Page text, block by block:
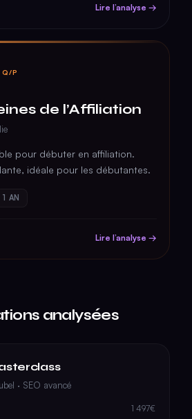
Lire l’analyse →
Q/P
de l’Affiliation
pour débuter en affiliation.
idéale pour les débutantes.
1 AN
Lire l’analyse →
analysées
· SEO avancé
1 497€